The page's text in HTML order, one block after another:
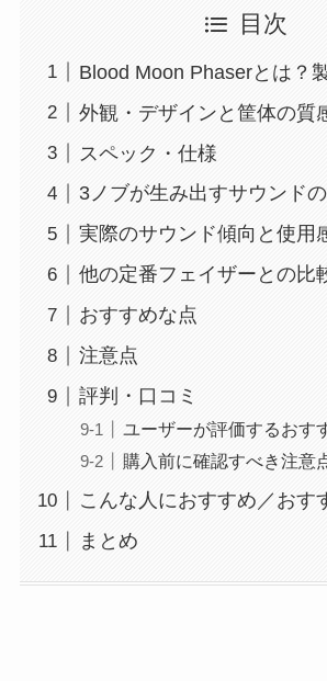
目次
Blood Moon Phaserとは？
外観・デザインと筐体の質
スペック・仕様
3ノブが生み出すサウンド
実際のサウンド傾向と使用
他の定番フェイザーとの比
おすすめな点
注意点
評判・口コミ
ユーザーが評価するおす
購入前に確認すべき注意
こんな人におすすめ／おす
まとめ